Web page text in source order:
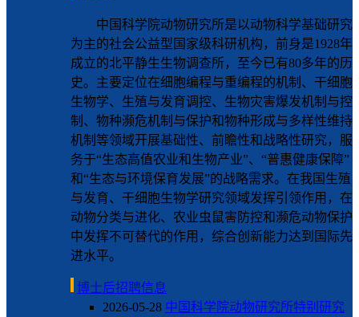
中国科学院动物研究所是以动物科学基础研究
为主的社会公益型国家级科研机构，前身是1928年
成立的北平静生生物调查所，至今已有80多年的历
史。主要定位在细胞编程与重编程的机制、干细胞
生物学、生殖与发育调控、生物灾害爆发机制与控
制、物种濒危机制与保护和物种形成与多样性维持
机制等领域开展基础性、前瞻性和战略性研究，服
务于“生态高值农业和生物产业”、“普惠健康保障”
和“生态与环境保育发展”的战略需求。在我国生殖
与发育、干细胞生物学研究领域发挥引领作用，在
动物分类与进化、农业虫鼠害防控和濒危动物保护
中发挥不可替代的作用，综合创新能力达到国际先
进水平。
博士后招聘信息
2026-05-28 中国科学院动物研究所特别研究